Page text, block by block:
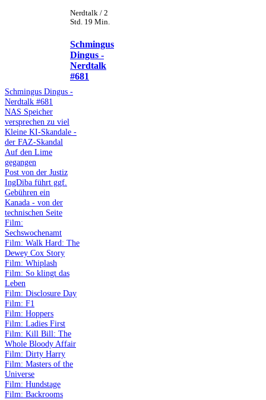
Nerdtalk / 2
Std. 19 Min.
Schmingus
Dingus -
Nerdtalk
#681
Schmingus Dingus -
Nerdtalk #681
NAS Speicher
versprechen zu viel
Kleine KI-Skandale -
der FAZ-Skandal
Auf den Lime
gegangen
Post von der Justiz
IngDiba führt ggf.
Gebühren ein
Kanada - von der
technischen Seite
Film:
Sechswochenamt
Film: Walk Hard: The
Dewey Cox Story
Film: Whiplash
Film: So klingt das
Leben
Film: Disclosure Day
Film: F1
Film: Hoppers
Film: Ladies First
Film: Kill Bill: The
Whole Bloody Affair
Film: Dirty Harry
Film: Masters of the
Universe
Film: Hundstage
Film: Backrooms